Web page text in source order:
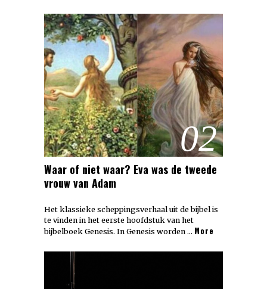
02
Waar of niet waar? Eva was de tweede
vrouw van Adam
Het klassieke scheppingsverhaal uit de bijbel is
te vinden in het eerste hoofdstuk van het
bijbelboek Genesis. In Genesis worden … More